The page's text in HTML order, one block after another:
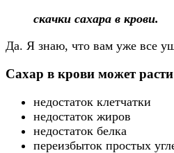
скачки сахара в крови.
Да. Я знаю, что вам уже все
Сахар в крови может
недостаток клетчатки
недостаток жиров
недостаток белка
переизбыток простых